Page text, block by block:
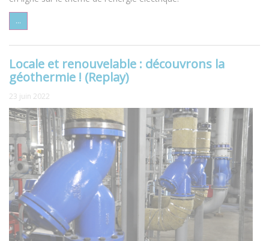
...
Locale et renouvelable : découvrons la
géothermie ! (Replay)
23 juin 2022